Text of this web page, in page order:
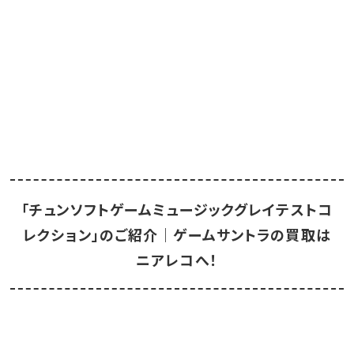
「チュンソフトゲームミュージックグレイテストコ
レクション」のご紹介｜ゲームサントラの買取は
ニアレコへ！